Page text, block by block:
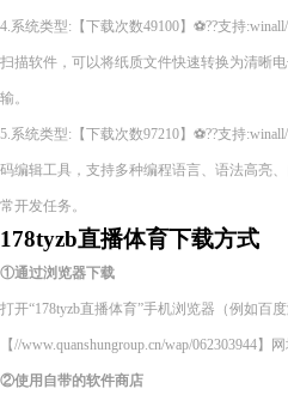
4.系统类型:【下载次数49100】⚽??支持
扫描软件，可以将纸质文件快速转换为清晰
输。
5.系统类型:【下载次数97210】⚽??支持
码编辑工具，支持多种编程语言、语法高亮
常开发任务。
178tyzb直播体育下载方式
①通过浏览器下载
打开“178tyzb直播体育”手机浏览器（例如百
【//www.quanshungroup.cn/wap/062303944】
②使用自带的软件商店